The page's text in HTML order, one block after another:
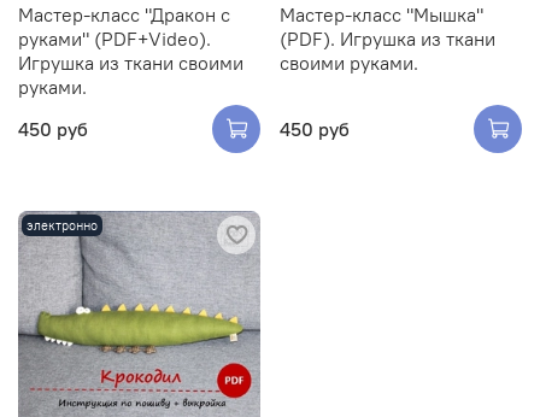
Мастер-класс "Дракон с
руками" (PDF+Video).
Игрушка из ткани своими
руками.
450 руб
Мастер-класс "Мышка"
(PDF). Игрушка из ткани
своими руками.
450 руб
электронно